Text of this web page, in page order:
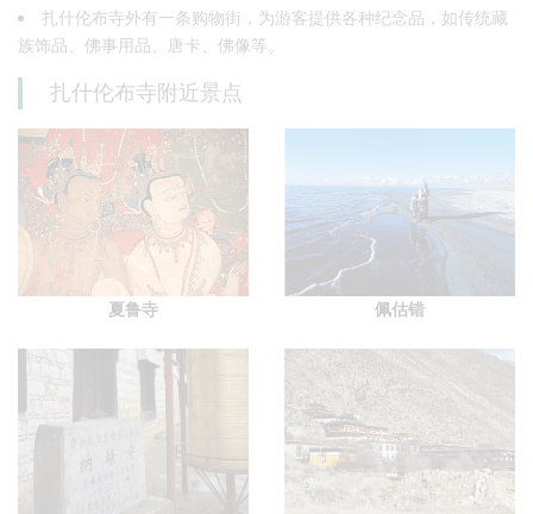
扎什伦布寺外有一条购物街，为游客提供各种纪念品，如传统藏
族饰品、佛事用品、唐卡、佛像等。
扎什伦布寺附近景点
夏鲁寺 佩估错